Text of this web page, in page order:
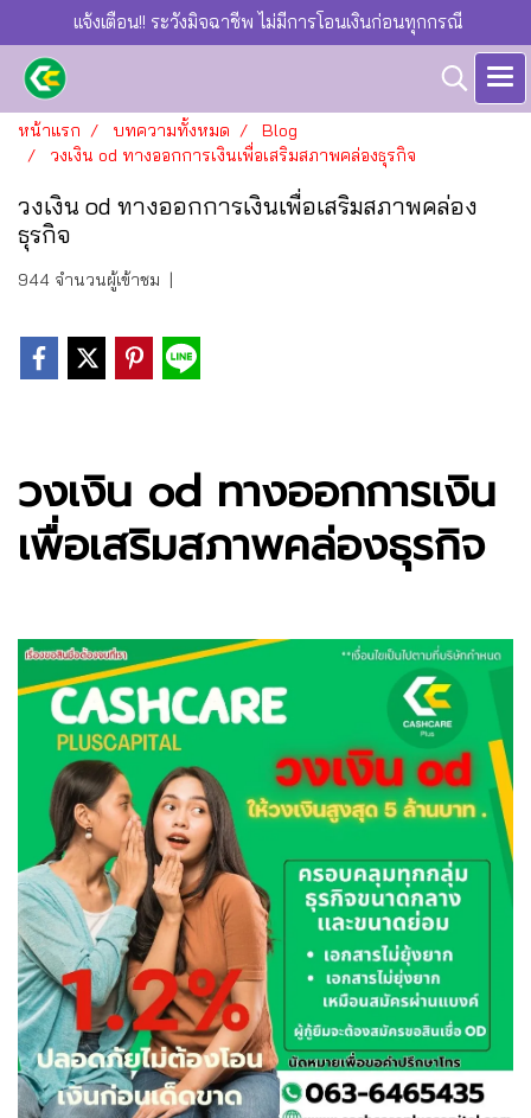
แจ้งเตือน!! ระวังมิจฉาชีพ ไม่มีการโอนเงินก่อนทุกกรณี
หน้าแรก บทความทั้งหมด
Blog
วงเงิน od ทางออกการเงินเพื่อเสริมสภาพคล่องธุรกิจ
วงเงิน od ทางออกการเงินเพื่อเสริมสภาพคล่อง
ธุรกิจ
944 จำนวนผู้เข้าชม |
วงเงิน od ทางออกการเงิน
เพื่อเสริมสภาพคล่องธุรกิจ